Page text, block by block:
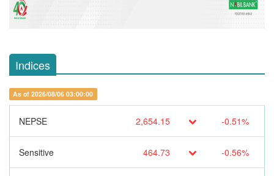
Indices
As of 2026/08/06 03:00:00
NEPSE 2,654.15 -0.51%
Sensitive 464.73 -0.56%